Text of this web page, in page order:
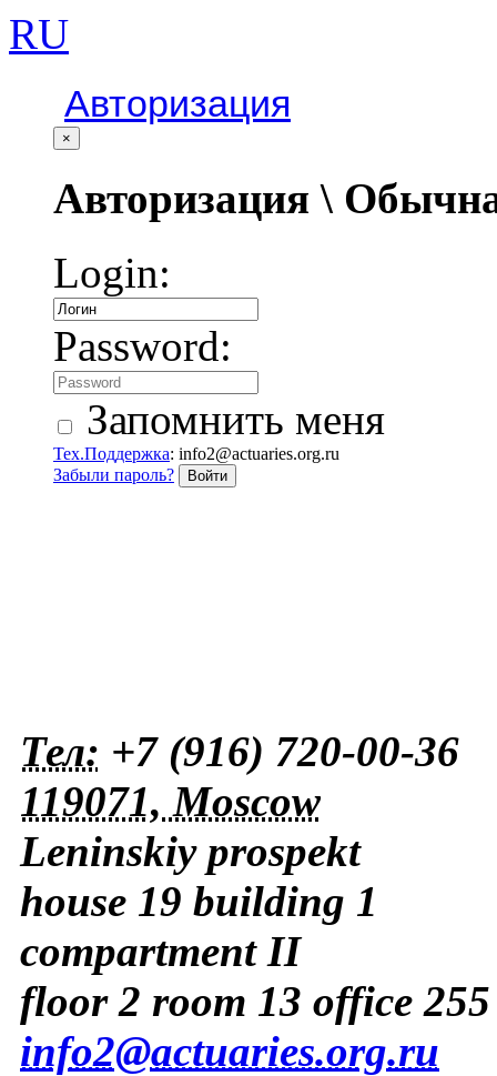
RU
Авторизация
×
Авторизация \
Login:
Password:
Запомнить меня
Тех.Поддержка: info2@actuaries.org.ru
Забыли пароль?
Войти
Тел: +7 (916) 720-00-
119071, Moscow
Leninskiy prospekt
house 19 building 1
compartment II
floor 2 room 13 office 255
info2@actuaries.org.ru